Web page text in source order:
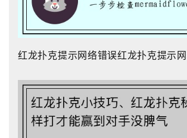
红龙扑克提示网络错误红龙扑克提示